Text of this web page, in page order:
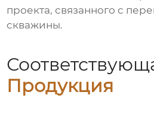
проекта, связанного с
скважины.
Продукция